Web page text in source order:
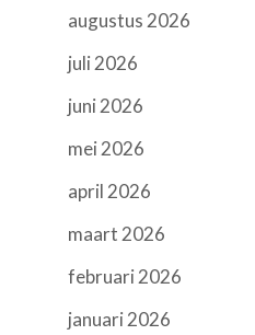
augustus 2026
juli 2026
juni 2026
mei 2026
april 2026
maart 2026
februari 2026
januari 2026